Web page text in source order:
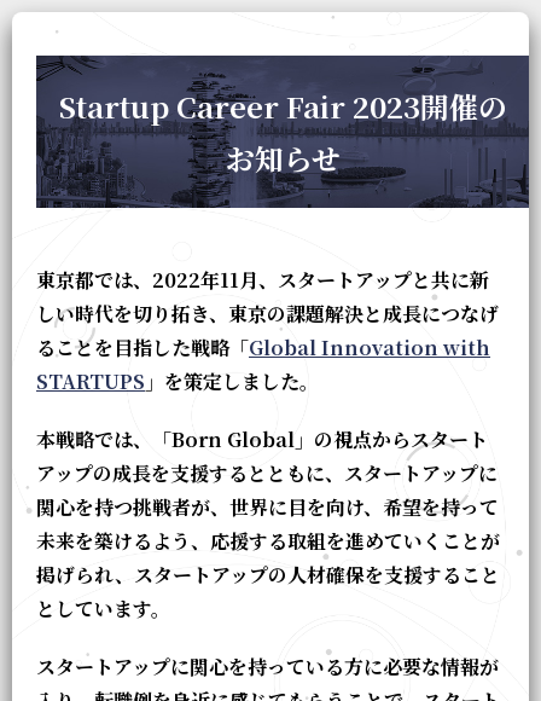
Startup Career Fair 2023開催の
お知らせ
東京都では、2022年11月、スタートアップと共に新
しい時代を切り拓き、東京の課題解決と成長につなげ
ることを目指した戦略「Global Innovation with
STARTUPS 」を策定しました。
本戦略では、「Born Global」の視点からスタート
アップの成長を支援するとともに、スタートアップに
関心を持つ挑戦者が、世界に目を向け、希望を持って
未来を築けるよう、応援する取組を進めていくことが
掲げられ、スタートアップの人材確保を支援すること
としています。
スタートアップに関心を持っている方に必要な情報が